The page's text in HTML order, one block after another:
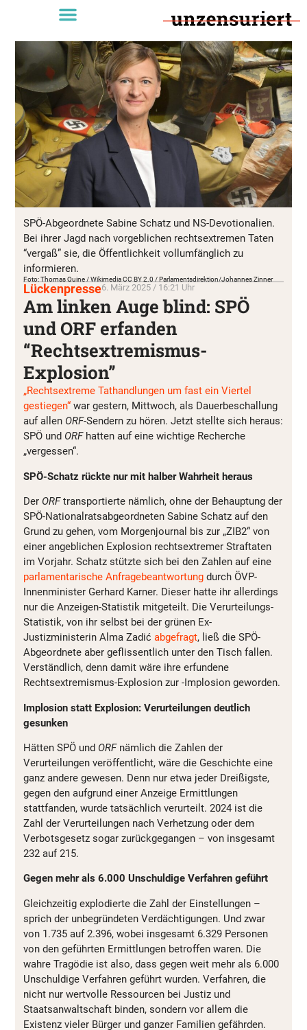
SPÖ-Abgeordnete Sabine Schatz und NS-Devotionalien.
Bei ihrer Jagd nach vorgeblichen rechtsextremen Taten
“vergaß” sie, die Öffentlichkeit vollumfänglich zu
informieren.
Foto: Thomas Quine / Wikimedia CC BY 2.0 / Parlamentsdirektion/Johannes Zinner
Lückenpresse6. März 2025 / 16:21 Uhr
Am linken Auge blind: SPÖ
und ORF erfanden
“Rechtsextremismus-
Explosion”
„Rechtsextreme Tathandlungen um fast ein Viertel
gestiegen“ war gestern, Mittwoch, als Dauerbeschallung
auf allen ORF-Sendern zu hören. Jetzt stellte sich heraus:
SPÖ und ORF hatten auf eine wichtige Recherche
„vergessen“.
SPÖ-Schatz rückte nur mit halber Wahrheit heraus
Der ORFtransportierte nämlich, ohne der Behauptung der
SPÖ-Nationalratsabgeordneten Sabine Schatz auf den
Grund zu gehen, vom Morgenjournal bis zur „ZIB2“ von
einer angeblichen Explosion rechtsextremer Straftaten
im Vorjahr. Schatz stützte sich bei den Zahlen auf eine
parlamentarische Anfragebeantwortung durch ÖVP-
Innenminister Gerhard Karner. Dieser hatte ihr allerdings
nur die Anzeigen-Statistik mitgeteilt. Die Verurteilungs-
Statistik, von ihr selbst bei der grünen Ex-
Justizministerin Alma Zadić abgefragt, ließ die SPÖ-
Abgeordnete aber geflissentlich unter den Tisch fallen.
Verständlich, denn damit wäre ihre erfundene
Rechtsextremismus-Explosion zur -Implosion geworden.
Implosion statt Explosion: Verurteilungen deutlich
gesunken
Hätten SPÖ und ORFnämlich die Zahlen der
Verurteilungen veröffentlicht, wäre die Geschichte eine
ganz andere gewesen. Denn nur etwa jeder Dreißigste,
gegen den aufgrund einer Anzeige Ermittlungen
stattfanden, wurde tatsächlich verurteilt. 2024 ist die
Zahl der Verurteilungen nach Verhetzung oder dem
Verbotsgesetz sogar zurückgegangen – von insgesamt
232 auf 215.
Gegen mehr als 6.000 Unschuldige Verfahren geführt
Gleichzeitig explodierte die Zahl der Einstellungen –
sprich der unbegründeten Verdächtigungen. Und zwar
von 1.735 auf 2.396, wobei insgesamt 6.329 Personen
von den geführten Ermittlungen betroffen waren. Die
wahre Tragödie ist also, dass gegen weit mehr als 6.000
Unschuldige Verfahren geführt wurden. Verfahren, die
nicht nur wertvolle Ressourcen bei Justiz und
Staatsanwaltschaft binden, sondern vor allem die
Existenz vieler Bürger und ganzer Familien gefährden.